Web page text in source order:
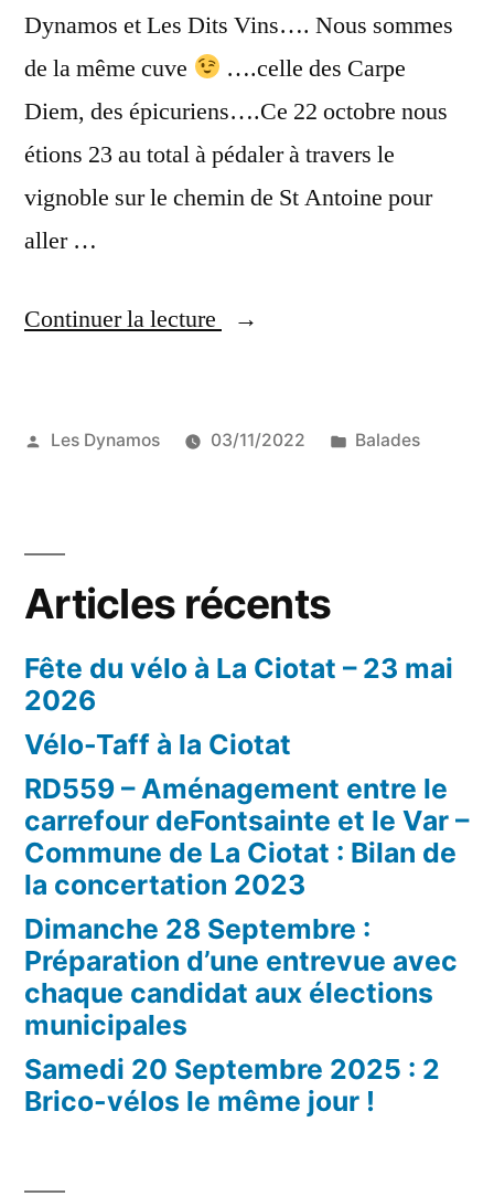
Dynamos et Les Dits Vins…. Nous sommes
de la même cuve
….celle des Carpe
Diem, des épicuriens….Ce 22 octobre nous
étions 23 au total à pédaler à travers le
vignoble sur le chemin de St Antoine pour
aller …
Continuer la lecture
« Retour
balade
Dits
Vins »
Publié
Les Dynamos 03/11/2022
Publié
Balades
Articles récents
Fête du vélo à La Ciotat – 23 mai
2026
Vélo-Taff à la Ciotat
RD559 – Aménagement entre le
carrefour deFontsainte et le Var –
Commune de La Ciotat : Bilan de
la concertation 2023
Dimanche 28 Septembre :
Préparation d’une entrevue avec
chaque candidat aux élections
municipales
Samedi 20 Septembre 2025 : 2
Brico-vélos le même jour !